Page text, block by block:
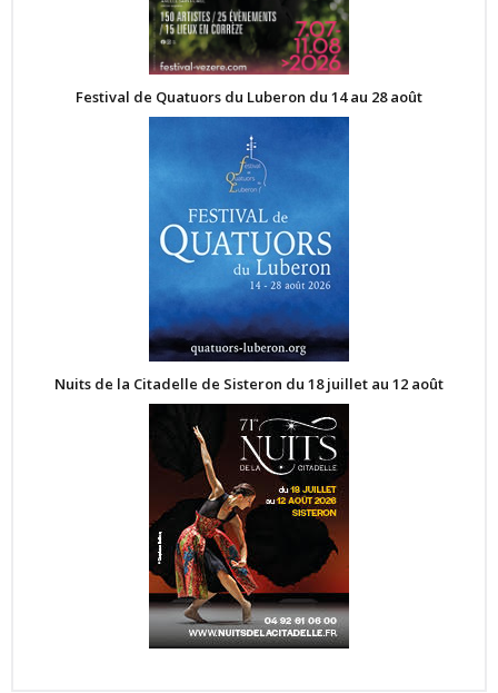
Festival de Quatuors du Luberon du 14 au 28 août
Nuits de la Citadelle de Sisteron du 18 juillet au 12 août